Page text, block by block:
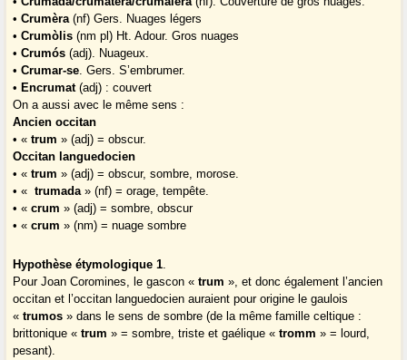
•Crumèra(nf) Gers. Nuages légers
•Crumòlis (nm pl) Ht. Adour. Gros nuages
•Crumós (adj). Nuageux.
•Crumar-se. Gers. S’embrumer.
• Encrumat(adj) : couvert
On a aussi avec le même sens :
Ancien occitan
• «trum » (adj) = obscur.
Occitan languedocien
• «trum » (adj) = obscur, sombre, morose.
• « trumada» (nf) = orage, tempête.
• «crum » (adj) = sombre, obscur
• «crum » (nm) = nuage sombre
Hypothèse étymologique 1.
Pour Joan Coromines, le gascon «trum », et donc également l’ancien
occitan et l’occitan languedocien auraient pour origine le gaulois
«trumos » dans le sens de sombre (de la même famille celtique :
brittonique «trum » = sombre, triste et gaélique «tromm » = lourd,
pesant).